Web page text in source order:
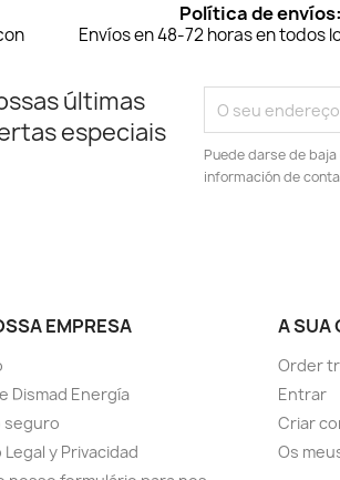
Política de envíos:
Envíos en 48-72 horas en todos
últimas
especiais
Puede darse de
información de
EMPRESA
Dismad Energía
seguro
Legal y Privacidad
A SUA
Order
Entrar
Criar
Os